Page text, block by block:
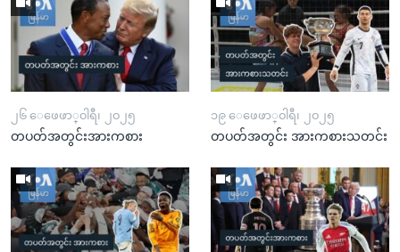
၂၆ ေဖေဖာ္၀ါရီ၊ ၂၀၂၅
တပတ်အတွင်းအားကစား
၁၉ ေဖေဖာ္၀ါရီ၊ ၂၀၂၅
တပတ်အတွင်း အားကစားသတင်း